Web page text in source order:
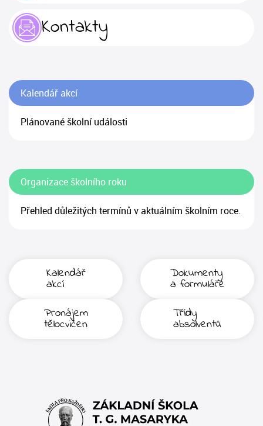
Kontakty
Kalendář akcí
Plánované školní události
Organizace školního roku
Přehled důležitých termínů v aktuálním školním roce.
Kalendář
akcí
Dokumenty
a formuláře
Pronájem
tělocvičen
Třídy
absolventů